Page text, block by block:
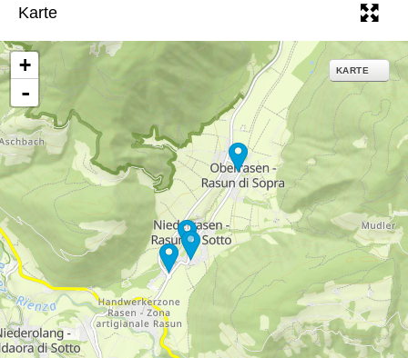
Karte
+
-
KARTE